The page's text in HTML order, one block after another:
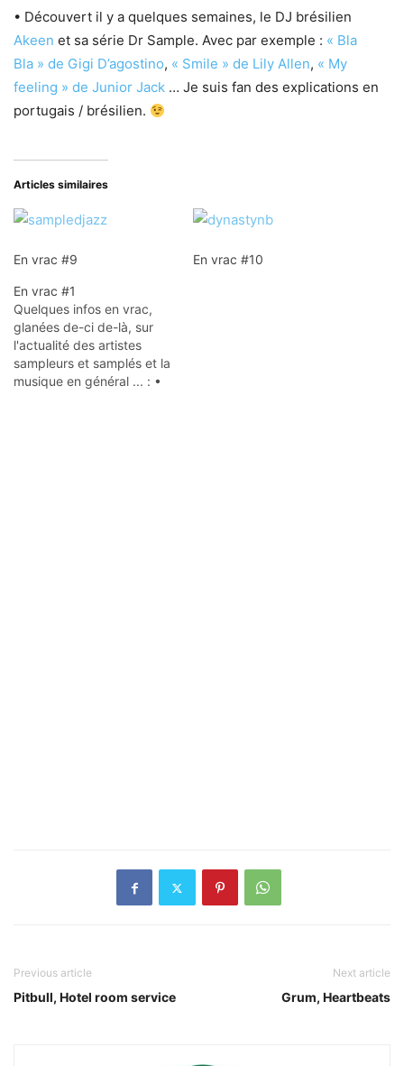
• Découvert il y a quelques semaines, le DJ brésilien
Akeen et sa série Dr Sample. Avec par exemple : « Bla
Bla » de Gigi D’agostino, « Smile » de Lily Allen, « My
feeling » de Junior Jack … Je suis fan des explications en
portugais / brésilien.
Articles similaires
En vrac #9 En vrac #10
En vrac #1
Quelques infos en vrac,
glanées de-ci de-là, sur
l'actualité des artistes
sampleurs et samplés et la
musique en général ... : •
Previous article
Pitbull, Hotel room service
Next article
Grum, Heartbeats